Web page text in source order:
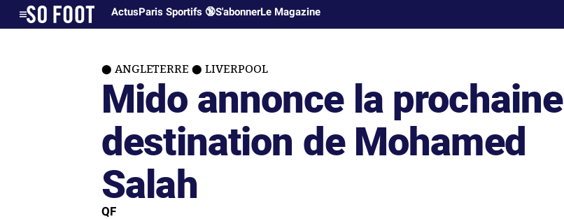
ActusParis Sportifs 🔞S'abonnerLe Magazine
ANGLETERRE LIVERPOOL
Mido annonce la prochaine
destination de Mohamed
Salah
QF